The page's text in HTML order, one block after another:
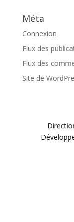
Méta
Connexion
Flux des
Flux des
Site de